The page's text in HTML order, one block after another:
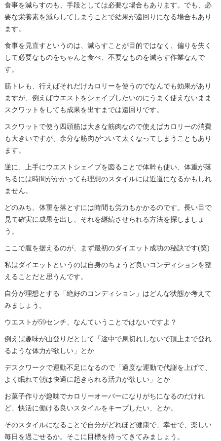
食事を減らすのも、手段としては必要な場合もあります。でも、必
要な栄養素を減らしてしまうことで結果が遠回りになる場合もあり
ます。
食事を見直すというのは、減らすことが目的ではなく、偏りを失く
して必要なものをちゃんと食べ、不要なものを減らす作業なんで
す。
筋トレも、行えばそれだけカロリーを使うのでなんでも効果があり
ますが、例えばウエストをシェイプしたいのにうまく使えないまま
スクワットをしても成果を出すまでは遠回りです。
スクワットで使う四頭筋は大きな筋肉なので使えばカロリーの消費
も大きいですが、余分な筋肉がついて太くなってしまうこともあり
ます。
逆に、上手にウエストシェイプを図ることで体幹も使い、体重が落
ちるには時間がかかっても理想のスタイルには近道になるかもしれ
ません。
どのみち、体重を落とすには時間も労力もかかるのです。長い目で
見て確実に成果を出し、それを継続させられる方法を探しましょ
う。
ここで腹を据えるのが、まず最初のダイエット成功の秘訣です(笑)
私はダイエットというのは自身のちょうど良いコンディションを整
えることだと思うんです。
自分が理想とする「絶好のコンディション」はどんな状態か考えて
みましょう。
ウエストが59センチ、なんていうことではないですよ？
例えば趣味が山登りだとして「途中で息切れしないで頂上まで登れ
るような体力が欲しい」とか
デスクワークで運動不足になるので「適度な運動で代謝を上げて、
よく眠れて朝は快適に起きられる活力が欲しい」とか
お菓子作りが趣味でカロリーオーバーになりがちになるのだけれ
ど、快活に働ける良いスタイルをキープしたい、とか。
そのスタイルになることで自分がどれほど健康で、幸せで、楽しい
毎日を過ごせるか。そこに目標を持ってきてみましょう。